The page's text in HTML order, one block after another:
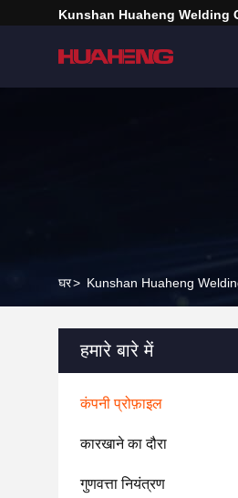
Kunshan Huaheng Welding
घर> Kunshan Huaheng
हमारे बारे में
कंपनी प्रोफ़ाइल
कारखाने का दौरा
गुणवत्ता नियंत्रण